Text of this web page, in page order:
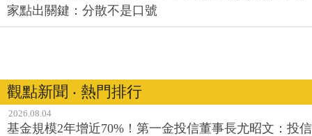
家點出關鍵：分散不是口號
觀點新聞 ‧ 熱門排行
2026.08.04
基金規模2年增近70%！第一金投信董事長尤昭文：投信